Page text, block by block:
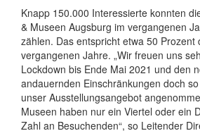
Knapp 150.000 Interessierte konnten
& Museen Augsburg im vergangenen
zählen. Das entspricht etwa 50 Prozent
vergangenen Jahre. „Wir freuen uns
Lockdown bis Ende Mai 2021 und den
andauernden Einschränkungen doch
unser Ausstellungsangebot
Museen haben nur ein Viertel oder ein
Zahl an Besuchenden“, so Leitender